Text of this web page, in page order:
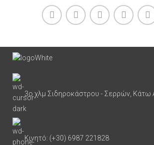
3ο χλμ Σιδηροκάστρου - Σερρών, Κάτω
Κινητό: (+30) 6987 221828